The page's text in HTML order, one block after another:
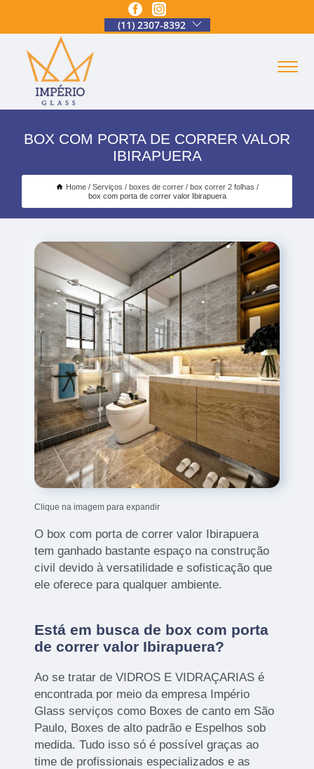
(11) 2307-8392
BOX COM PORTA DE CORRER VALOR
IBIRAPUERA
Home Serviços boxes de correr
box correr 2 folhas
box com porta de correr valor Ibirapuera
Clique na imagem para expandir
O box com porta de correr valor Ibirapuera
tem ganhado bastante espaço na construção
civil devido à versatilidade e sofisticação que
ele oferece para qualquer ambiente.
Está em busca de box com porta
de correr valor Ibirapuera?
Ao se tratar de VIDROS E VIDRAÇARIAS é
encontrada por meio da empresa Império
Glass serviços como Boxes de canto em São
Paulo, Boxes de alto padrão e Espelhos sob
medida. Tudo isso só é possível graças ao
time de profissionais especializados e as